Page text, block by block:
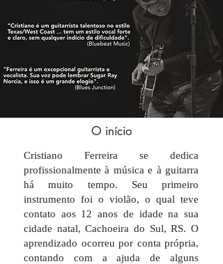
Cristiano Ferreira se dedica
profissionalmente à música e à guitarra
há muito tempo. Seu primeiro
instrumento foi o violão, o qual teve
contato aos 12 anos de idade na sua
cidade natal, Cachoeira do Sul, RS. O
aprendizado ocorreu por conta própria,
contando com a ajuda de alguns
O início